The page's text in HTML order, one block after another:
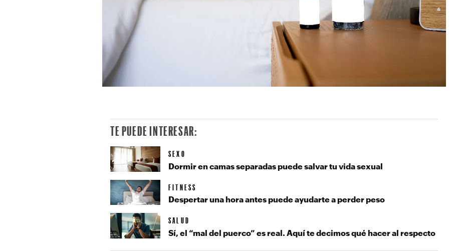
TE PUEDE INTERESAR:
SEXO
Dormir en camas separadas puede salvar tu vida sexual
FITNESS
Despertar una hora antes puede ayudarte a perder peso
SALUD
Sí, el “mal del puerco” es real. Aquí te decimos qué hacer al respecto